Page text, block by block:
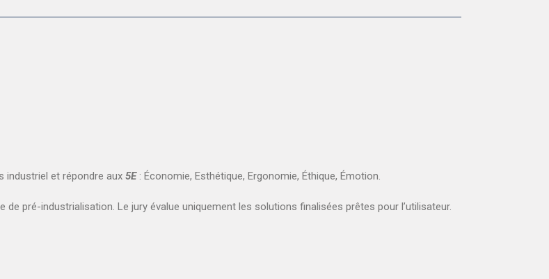
industriel et répondre aux 5E: Économie, Esthétique, Ergonomie, Éthique, Émotion.
pré-industrialisation. Le jury évalue uniquement les solutions finalisées prêtes pour l’utilisateur.